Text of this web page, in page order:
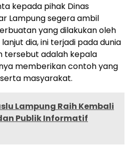
kepada pihak Dinas
Lampung segera ambil
yang dilakukan oleh
dia, ini terjadi pada dunia
tersebut adalah kepala
memberikan contoh yang
masyarakat.
Lampung Raih Kembali
Publik Informatif